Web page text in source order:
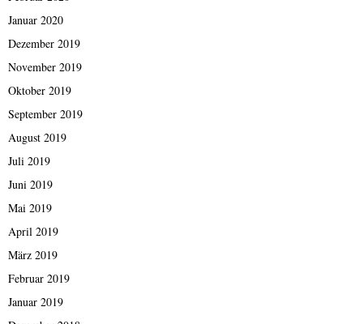
Januar 2020
Dezember 2019
November 2019
Oktober 2019
September 2019
August 2019
Juli 2019
Juni 2019
Mai 2019
April 2019
März 2019
Februar 2019
Januar 2019